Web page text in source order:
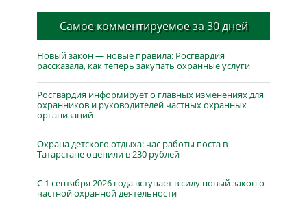
Самое комментируемое за 30 дней
Новый закон — новые правила: Росгвардия
рассказала, как теперь закупать охранные услуги
Росгвардия информирует о главных изменениях для
охранников и руководителей частных охранных
организаций
Охрана детского отдыха: час работы поста в
Татарстане оценили в 230 рублей
С 1 сентября 2026 года вступает в силу новый закон о
частной охранной деятельности